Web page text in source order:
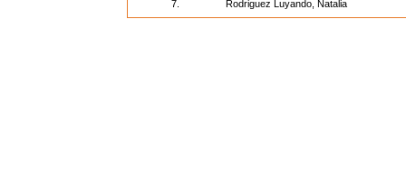
7. Rodriguez Luyando, Natalia